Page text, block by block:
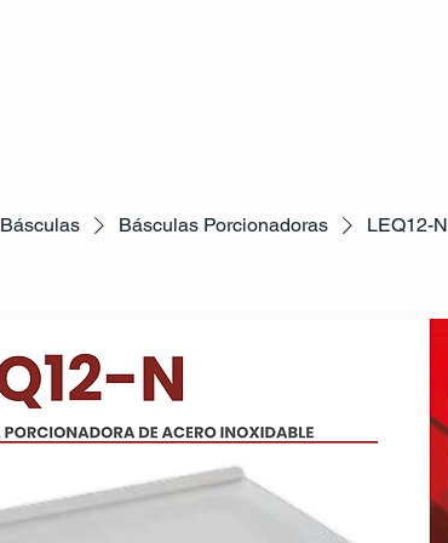
Básculas Básculas Porcionadoras LEQ12-N